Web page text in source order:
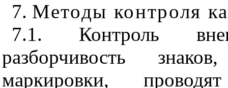
7. Методы контроля
7.1. Контроль
разборчивость
маркировки,